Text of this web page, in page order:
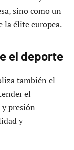
sino como un
la élite europea.
el deporte
también el
el
presión
y